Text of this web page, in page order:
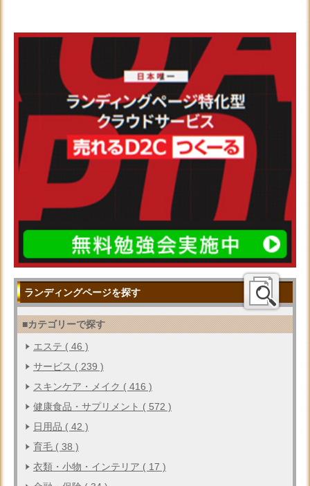
ランディングページを探す
■カテゴリーで探す
エステ ( 46 )
サービス ( 239 )
スキンケア・メイク ( 416 )
健康食品・サプリメント ( 572 )
日用品 ( 42 )
育毛 ( 38 )
衣類・小物・インテリア ( 17 )